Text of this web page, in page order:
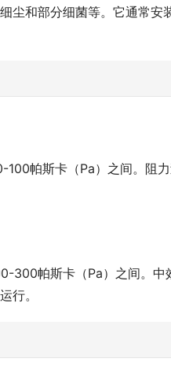
尘和部分细菌等。它通常
帕斯卡（Pa）之间。阻
300帕斯卡（Pa）之间。
行。